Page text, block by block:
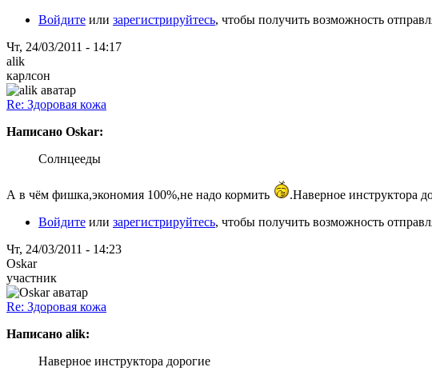
Войдите или зарегистрируйтесь, чтобы получить возможность
Чт, 24/03/2011 - 14:17
alik
карлсон
Re: Здоровая кожа
Написано Oskar:
Солнцееды
А в чём фишка,экономия 100%,не надо кормить
.Наверное инструктора
Войдите или зарегистрируйтесь, чтобы получить возможность
Чт, 24/03/2011 - 14:23
Oskar
участник
Re: Здоровая кожа
Написано alik:
Наверное инструктора дорогие